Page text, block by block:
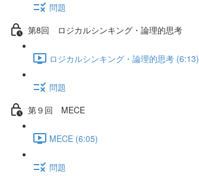
問題
第8回 ロジカルシンキング・論理的思考
ロジカルシンキング・論理的思考 (6:13)
問題
第９回 MECE
MECE (6:05)
問題